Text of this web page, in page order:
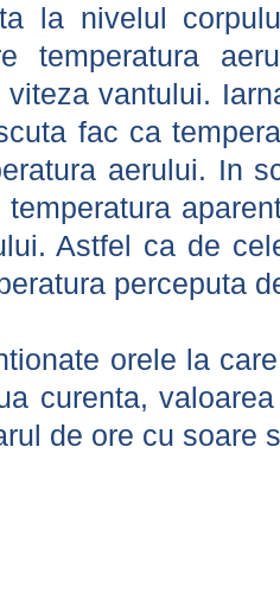
la nivelul
temperatura
vantului.
fac ca
aerului. In
Astfel ca de
perceputa
orele la
curenta,
de ore cu soare